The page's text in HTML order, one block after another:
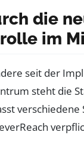
die
im
seit der
steht die